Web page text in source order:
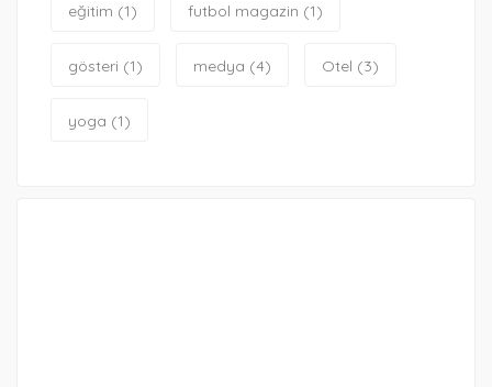
eğitim (1) futbol magazin (1)
gösteri (1) medya (4) Otel (3)
yoga (1)